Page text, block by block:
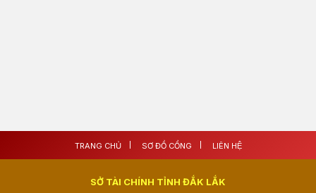
TRANG CHỦ SƠ ĐỒ CỔNG LIÊN HỆ
SỞ TÀI CHÍNH TỈNH ĐẮK LẮK